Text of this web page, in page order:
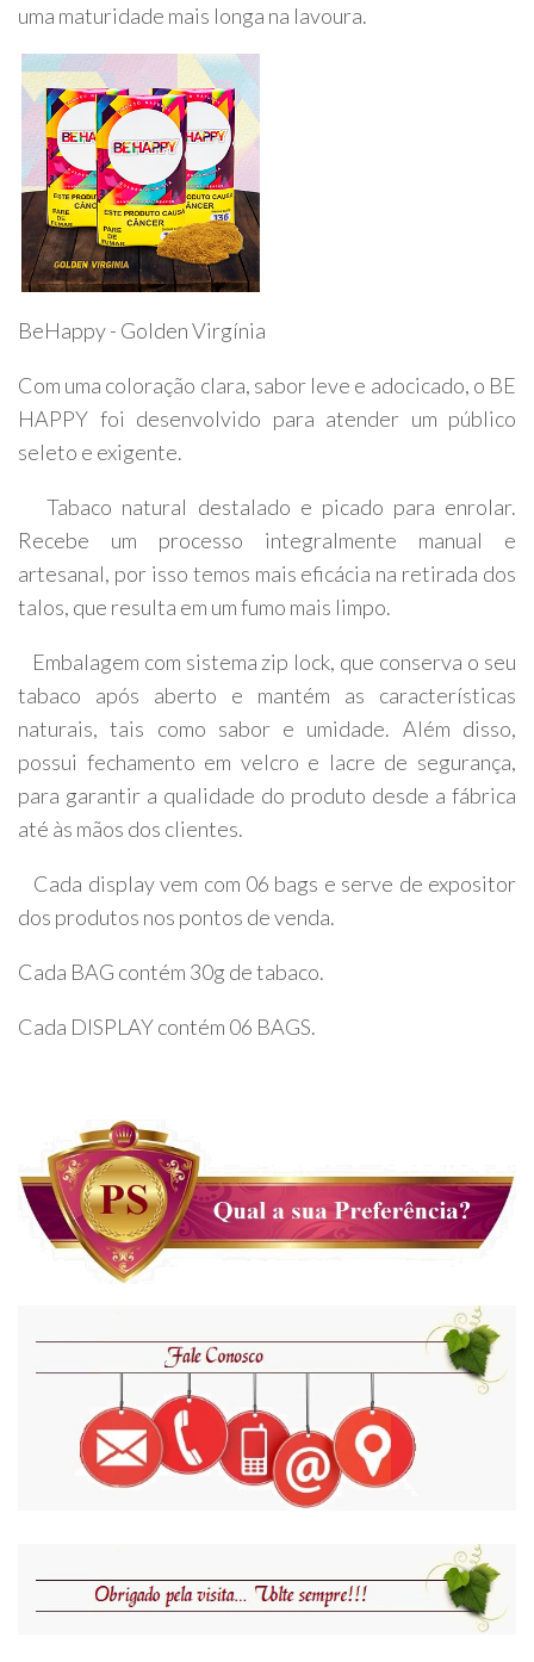
uma maturidade mais longa na lavoura.
BeHappy - Golden Virgínia
Com uma coloração clara, sabor leve e adocicado, o BE
HAPPY foi desenvolvido para atender um público
seleto e exigente.
Tabaco natural destalado e picado para enrolar.
Recebe um processo integralmente manual e
artesanal, por isso temos mais eficácia na retirada dos
talos, que resulta em um fumo mais limpo.
Embalagem com sistema zip lock, que conserva o seu
tabaco após aberto e mantém as características
naturais, tais como sabor e umidade. Além disso,
possui fechamento em velcro e lacre de segurança,
para garantir a qualidade do produto desde a fábrica
até às mãos dos clientes.
Cada display vem com 06 bags e serve de expositor
dos produtos nos pontos de venda.
Cada BAG contém 30g de tabaco.
Cada DISPLAY contém 06 BAGS.